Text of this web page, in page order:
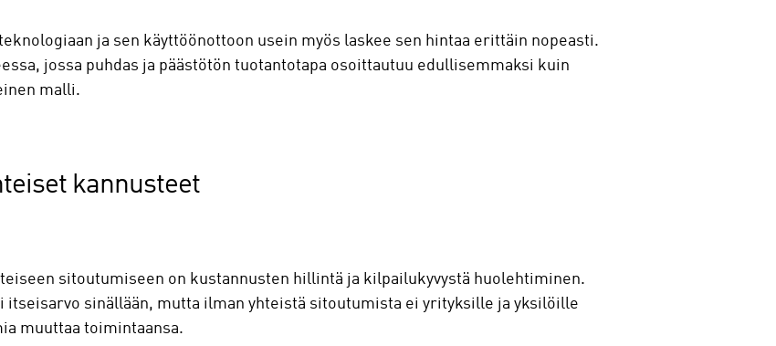
ja sen käyttöönottoon usein myös laskee sen hintaa erittäin nopeasti.
jossa puhdas ja päästötön tuotantotapa osoittautuu edullisemmaksi kuin
malli.
kannusteet
sitoutumiseen on kustannusten hillintä ja kilpailukyvystä huolehtiminen.
itseisarvo sinällään, mutta ilman yhteistä sitoutumista ei yrityksille ja yksilöille
muuttaa toimintaansa.